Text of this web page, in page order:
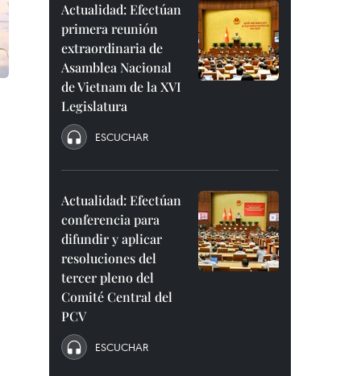
Actualidad: Efectúan
primera reunión
extraordinaria de
Asamblea Nacional
de Vietnam de la XVI
Legislatura
ESCUCHAR
Actualidad: Efectúan
conferencia para
difundir y aplicar
resoluciones del
tercer pleno del
Comité Central del
PCV
ESCUCHAR